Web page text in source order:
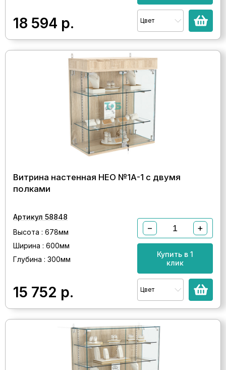
18 594 р. Цвет
Витрина настенная НЕО №1А-1 с двумя
полками
Артикул 58848
Высота : 678мм
Ширина : 600мм
Глубина : 300мм
15 752 р.
− +
Купить в 1
клик
Цвет